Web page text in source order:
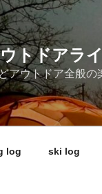
トドアラ
アウトドア全般
log ski log